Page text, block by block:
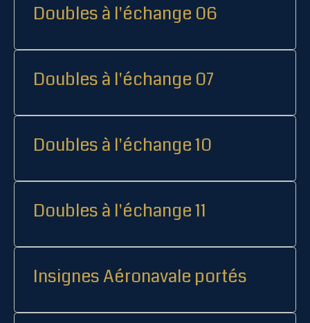
Doubles à l'échange 06
Doubles à l'échange 07
Doubles à l'échange 10
Doubles à l'échange 11
Insignes Aéronavale portés